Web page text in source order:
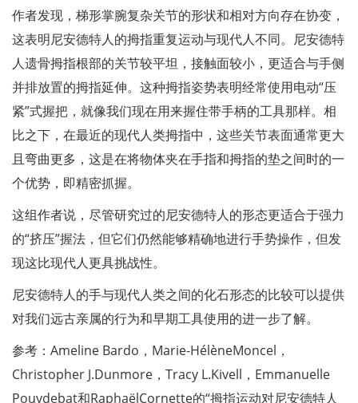
作者发现，梯形掌腕复杂关节的形状和相对方向存在协变，
这表明尼安德特人的拇指重复运动与现代人不同。尼安德特
人遗骨拇指根部的关节较平坦，接触面较小，更适合与手侧
并排放置的拇指延伸。这种拇指姿势表明经常使用电动“压
紧”式握把，就像我们现在用来握住带手柄的工具那样。相
比之下，在最近的现代人类拇指中，这些关节表面通常更大
且弯曲更多，这是在将物体夹在手指和拇指的垫之间时的一
个优势，即精密抓握。
这组作者说，尽管研究过的尼安德特人的形态更适合于强力
的“挤压”握法，但它们仍然能够精确地进行手势操作，但发
现这比现代人更具挑战性。
尼安德特人的手与现代人类之间的化石形态的比较可以提供
对我们远古亲属的行为和早期工具使用的进一步了解。
参考：Ameline Bardo，Marie-HélèneMoncel，
Christopher J.Dunmore，Tracy L.Kivell，Emmanuelle
Pouydebat和RaphaëlCornette的“拇指运动对尼安德特人